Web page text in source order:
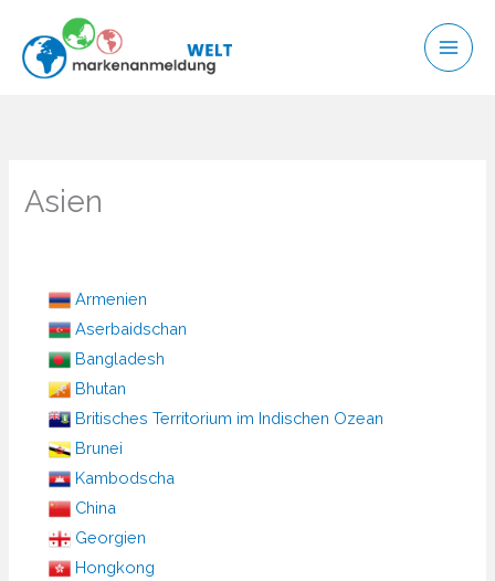
Inhalt
springen
Asien
Armenien
Aserbaidschan
Bangladesh
Bhutan
Britisches Territorium im Indischen Ozean
Brunei
Kambodscha
China
Georgien
Hongkong